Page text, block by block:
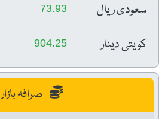
سعودی ریال 73.93
کویتی دینار 904.25
صرافہ بازار